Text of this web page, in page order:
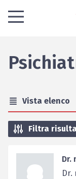
Vista elenco
Filtra
Dr.
Dr.